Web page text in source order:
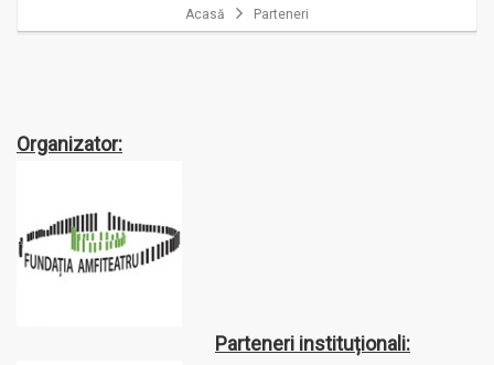
Acasă Parteneri
Organizator:
Parteneri instituționali: